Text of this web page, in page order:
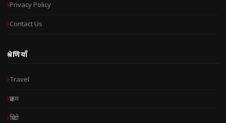
Privacy Policy
Contact Us
श्रेणियाँ
Travel
क्राइम
क्रिप्टो